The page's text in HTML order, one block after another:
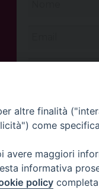
altre finalità
come
avere maggiori
informativa
policy